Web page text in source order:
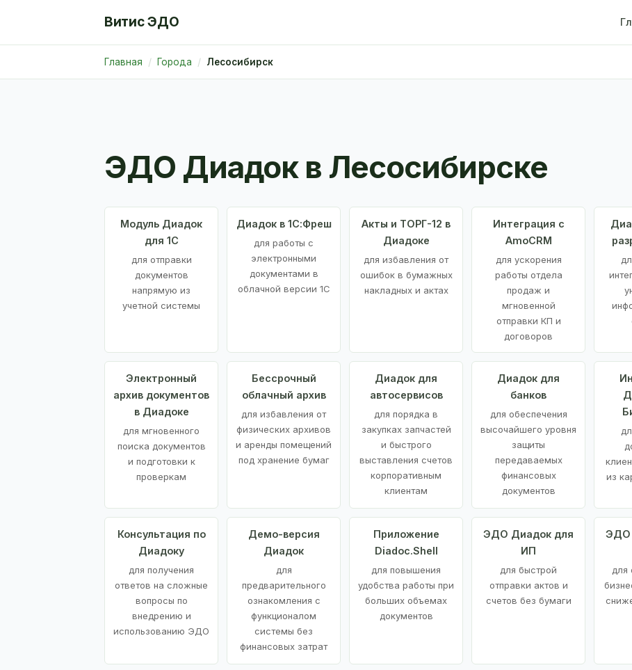
Витис ЭДО
Главная Города Лесосибирск
ЭДО Диадок в Лесосибирске
Модуль Диадок
для 1С
для отправки
документов
напрямую из
учетной системы
Диадок в 1С:Фреш
для работы с
электронными
документами в
облачной версии 1С
Акты и ТОРГ-12 в
Диадоке
для избавления от
ошибок в бумажных
накладных и актах
Интеграция с
AmoCRM
для ускорения
работы отдела
продаж и
мгновенной
отправки КП и
договоров
Электронный
архив документов
в Диадоке
для мгновенного
поиска документов
и подготовки к
проверкам
Бессрочный
облачный архив
для избавления от
физических архивов
и аренды помещений
под хранение бумаг
Диадок для
автосервисов
для порядка в
закупках запчастей
и быстрого
выставления счетов
корпоративным
клиентам
Диадок для
банков
для обеспечения
высочайшего уровня
защиты
передаваемых
финансовых
документов
из
Консультация по
Диадоку
для получения
ответов на сложные
вопросы по
внедрению и
использованию ЭДО
Демо-версия
Диадок
для
предварительного
ознакомления с
функционалом
системы без
финансовых затрат
Приложение
Diadoc.Shell
для повышения
удобства работы при
больших объемах
документов
ЭДО Диадок для
ИП
для быстрой
отправки актов и
счетов без бумаги
ЭДО
для